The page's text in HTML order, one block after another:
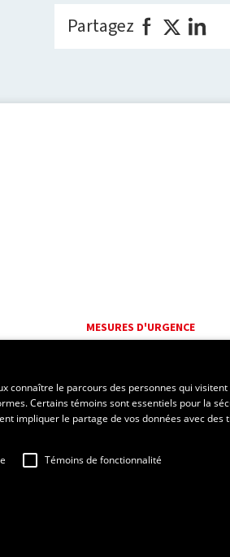
Partagez
MESURES D'URGENCE
connaître le parcours des personnes qui
Certains témoins sont essentiels pour la
impliquer le partage de vos données avec des
Témoins de fonctionnalité